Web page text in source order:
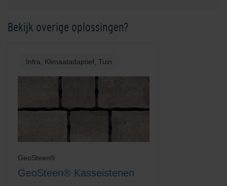
Bekijk overige oplossingen?
Infra, Klimaatadaptief, Tuin
GeoSteen®
GeoSteen® Kasseistenen